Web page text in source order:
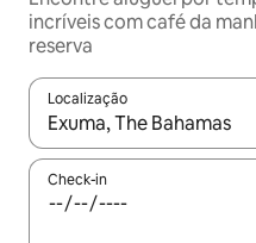
incríveis com café da
reserva
Localização
Quando os resultados
Check-in